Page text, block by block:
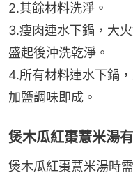
2.其餘材料洗淨。
3.瘦肉連水下鍋，大
盛起後沖洗乾淨。
4.所有材料連水下鍋
加鹽調味即成。
煲木瓜紅棗薏米湯
煲木瓜紅棗薏米湯時